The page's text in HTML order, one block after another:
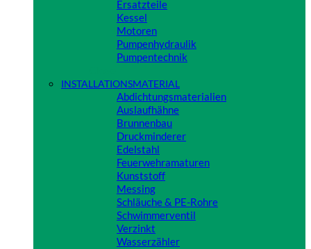
Ersatzteile
Kessel
Motoren
Pumpenhydraulik
Pumpentechnik
INSTALLATIONSMATERIAL
Abdichtungsmaterialien
Auslaufhähne
Brunnenbau
Druckminderer
Edelstahl
Feuerwehramaturen
Kunststoff
Messing
Schläuche & PE-Rohre
Schwimmerventil
Verzinkt
Wasserzähler